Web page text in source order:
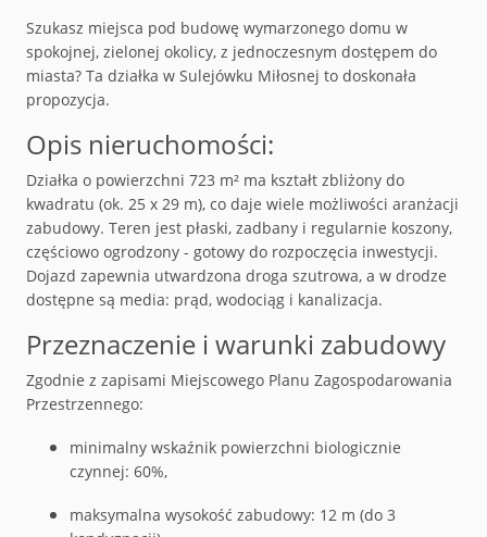
Szukasz miejsca pod budowę wymarzonego domu w
spokojnej, zielonej okolicy, z jednoczesnym dostępem do
miasta? Ta działka w Sulejówku Miłosnej to doskonała
propozycja.
Opis nieruchomości:
Działka o powierzchni 723 m² ma kształt zbliżony do
kwadratu (ok. 25 x 29 m), co daje wiele możliwości aranżacji
zabudowy. Teren jest płaski, zadbany i regularnie koszony,
częściowo ogrodzony - gotowy do rozpoczęcia inwestycji.
Dojazd zapewnia utwardzona droga szutrowa, a w drodze
dostępne są media: prąd, wodociąg i kanalizacja.
Przeznaczenie i warunki zabudowy
Zgodnie z zapisami Miejscowego Planu Zagospodarowania
Przestrzennego:
minimalny wskaźnik powierzchni biologicznie
czynnej: 60%,
maksymalna wysokość zabudowy: 12 m (do 3